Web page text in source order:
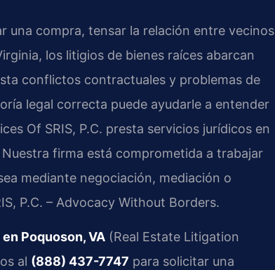
una compra, tensar la relación entre vecinos
los litigios de bienes raíces abarcan
conflictos contractuales y problemas de
legal correcta puede ayudarle a entender
Of SRIS, P.C. presta servicios jurídicos en
firma está comprometida a trabajar
mediante negociación, mediación o
P.C. – Advocacy Without Borders.
Poquoson, VA (Real Estate Litigation
al (888) 437-7747 para solicitar una